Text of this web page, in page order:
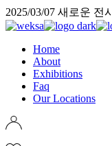
Skip
to
content
2025/03/07 새로운 전
Home
About
Exhibitions
Faq
Our Locations